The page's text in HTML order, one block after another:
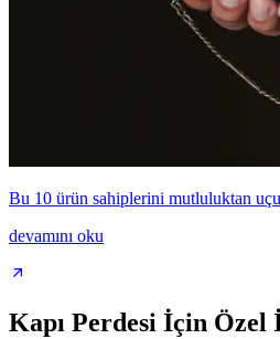
Bu 10 ürün sahiplerini mutluluktan
devamını oku
Kapı Perdesi İçin Özel